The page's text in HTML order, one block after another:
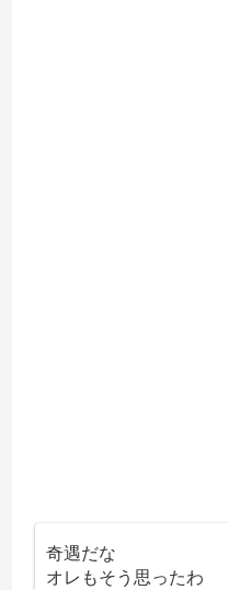
奇遇だな
オレもそう思ったわ